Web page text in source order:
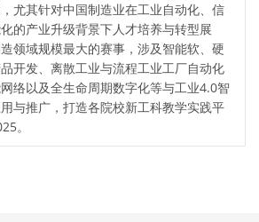
尤其针对中国制造业在工业自动化、信
的产业升级背景下人才培养与转型展
领域规模最大的赛事，涉及智能软、硬
开发、离散工业与流程工业工厂自动化
络以及全生命周期数字化等与工业4.0智
与推广，打造各院校新工科教学实践平
。